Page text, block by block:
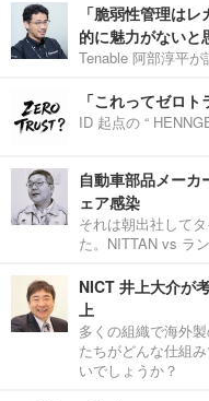
「脆弱性管理は
的に魅力がないと
Tenable 阿部淳平
「これってゼロ
ID 起点の “
自動車部品メーカ
ェア感染
それは朝出社して
た。NITTAN vs ラ
NICT 井上大介が
上
多くの組織で海外
たちがどんな仕組
いでしょうか？